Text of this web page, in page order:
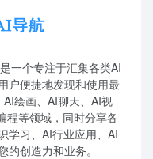
一个专注于汇集各类AI
户便捷地发现和使用最
绘画、AI聊天、AI视
程等领域，同时分享各
学习、AI行业应用、AI
创造力和业务。